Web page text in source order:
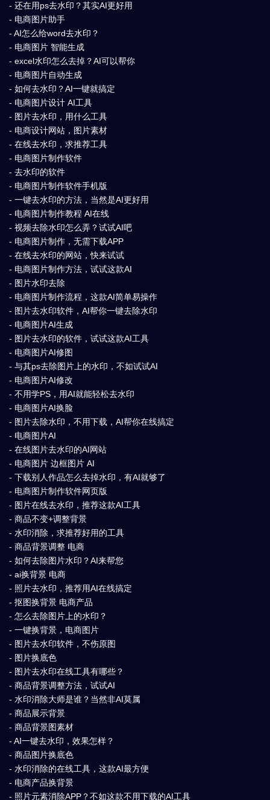
- 还在用ps去水印？其实AI更好用
- 电商图片助手
- AI怎么给word去水印？
- 电商图片 智能生成
- excel水印怎么去掉？AI可以帮你
- 电商图片自动生成
- 如何去水印？AI一键就搞定
- 电商图片设计 AI工具
- 图片去水印，用什么工具
- 电商设计网站，图片素材
- 在线去水印，求推荐工具
- 电商图片制作软件
- 去水印的软件
- 电商图片制作软件手机版
- 一键去水印的方法，当然是AI更好用
- 电商图片制作教程 AI在线
- 视频去除水印怎么弄？试试AI吧
- 电商图片制作，无需下载APP
- 在线去水印的网站，快来试试
- 电商图片制作方法，试试这款AI
- 图片水印去除
- 电商图片制作流程，这款AI简单易操作
- 图片去水印软件，AI帮你一键去除水印
- 电商图片AI生成
- 图片去水印的软件，试试这款AI工具
- 电商图片AI修图
- 与其ps去除图片上的水印，不如试试AI
- 电商图片AI修改
- 不用学PS，用AI就能轻松去水印
- 电商图片AI换脸
- 图片去除水印，不用下载，AI帮你在线搞定
- 电商图片AI
- 在线图片去水印的AI网站
- 电商图片 边框图片 AI
- 下载别人作品怎么去掉水印，有AI就够了
- 电商图片制作软件网页版
- 图片在线去水印，推荐这款AI工具
- 商品不变+调整背景
- 水印消除，求推荐好用的工具
- 商品背景调整 电商
- 如何去除图片水印？AI来帮您
- ai换背景 电商
- 照片去水印，推荐用AI在线搞定
- 抠图换背景 电商产品
- 怎么去除图片上的水印？
- 一键换背景，电商图片
- 图片去水印软件，不伤原图
- 图片换底色
- 图片去水印在线工具有哪些？
- 商品背景调整方法，试试AI
- 水印消除大师是谁？当然非AI莫属
- 商品展示背景
- 商品背景图素材
- AI一键去水印，效果怎样？
- 商品图片换底色
- 水印消除的在线工具，这款AI最方便
- 电商产品换背景
- 照片元素消除APP？不如这款不用下载的AI工具